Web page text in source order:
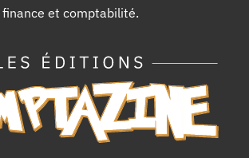
finance et comptabilité.